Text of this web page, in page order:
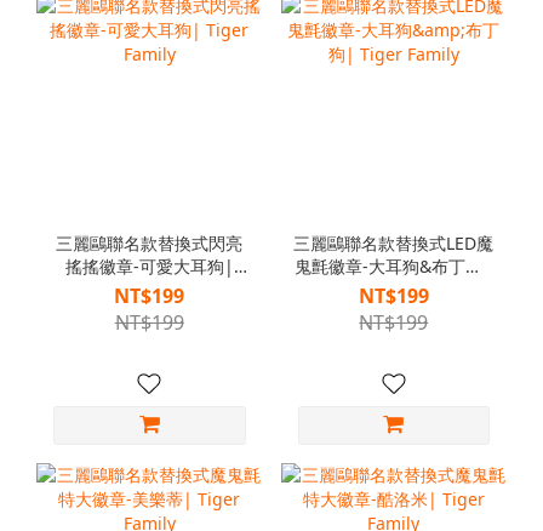
三麗鷗聯名款替換式閃亮
搖搖徽章-可愛大耳狗|
Tiger Family
NT$199
NT$199
三麗鷗聯名款替換式LED魔
鬼氈徽章-大耳狗&布丁狗|
Tiger Family
NT$199
NT$199